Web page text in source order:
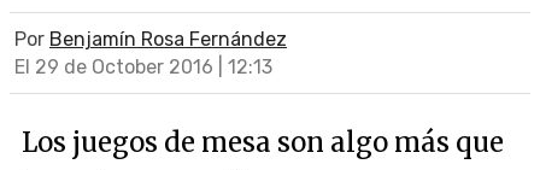
Por Benjamín Rosa Fernández
El 29 de October 2016 | 12:13
Los juegos de mesa son algo más que